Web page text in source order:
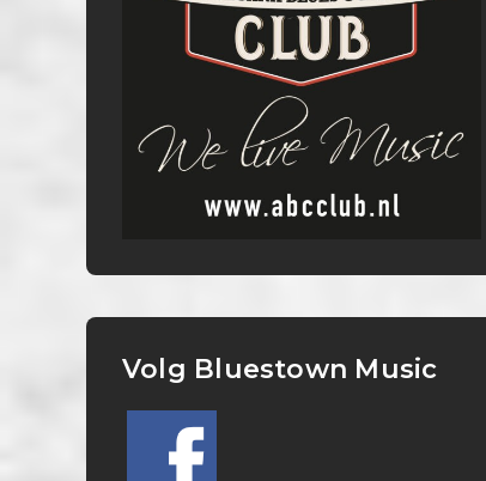
Volg Bluestown Music